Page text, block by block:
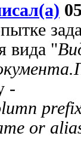
вида "
-
or